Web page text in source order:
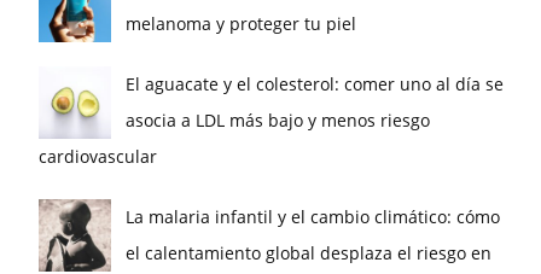
melanoma y proteger tu piel
El aguacate y el colesterol: comer uno al día se
asocia a LDL más bajo y menos riesgo
cardiovascular
La malaria infantil y el cambio climático: cómo
el calentamiento global desplaza el riesgo en